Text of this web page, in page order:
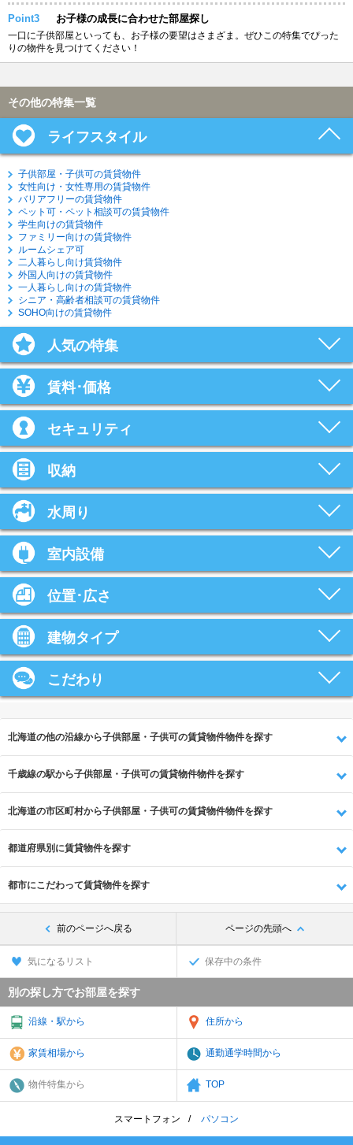
Point3 お子様の成長に合わせた部屋探し
一口に子供部屋といっても、お子様の要望はさまざま。ぜひこの特集でぴった
りの物件を見つけてください！
その他の特集一覧
ライフスタイル
子供部屋・子供可の賃貸物件
女性向け・女性専用の賃貸物件
バリアフリーの賃貸物件
ペット可・ペット相談可の賃貸物件
学生向けの賃貸物件
ファミリー向けの賃貸物件
ルームシェア可
二人暮らし向け賃貸物件
外国人向けの賃貸物件
一人暮らし向けの賃貸物件
シニア・高齢者相談可の賃貸物件
SOHO向けの賃貸物件
人気の特集
賃料･価格
セキュリティ
収納
水周り
室内設備
位置･広さ
建物タイプ
こだわり
北海道の他の沿線から子供部屋・子供可の賃貸物件物件を探す
千歳線の駅から子供部屋・子供可の賃貸物件物件を探す
北海道の市区町村から子供部屋・子供可の賃貸物件物件を探す
都道府県別に賃貸物件を探す
都市にこだわって賃貸物件を探す
前のページへ戻る ページの先頭へ
気になるリスト 保存中の条件
別の探し方でお部屋を探す
沿線・駅から 住所から
家賃相場から 通勤通学時間から
物件特集から TOP
スマートフォン パソコン